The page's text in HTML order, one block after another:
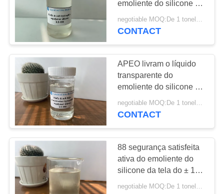
Agentes do auxiliar
de matéria têxtil
Agente do pré-
tratamento
13
emoliente do silicone da
tela para a tela feita
malha algodão
CONTACT
APEO livram o líquido
transparente do
emoliente do silicone da
tela para terminar fibras
naturais
negotiable MOQ:De 1 toneladas
CONTACT
88 segurança satisfeita
ativa do emoliente do
silicone da tela do ± 1%
sem APEO
negotiable MOQ:De 1 toneladas